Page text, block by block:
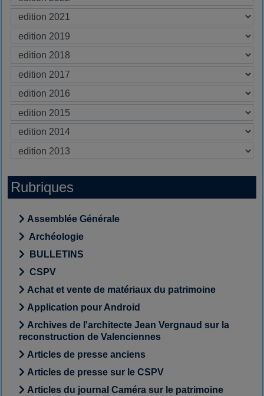
Rubriques
Assemblée Générale
Archéologie
BULLETINS
CSPV
Achat et vente de matériaux du patrimoine
Application pour Android
Archives de l'architecte Jean Vergnaud sur la
reconstruction de Valenciennes
Articles de presse anciens
Articles de presse sur le CSPV
Articles du journal Caméra sur le patrimoine